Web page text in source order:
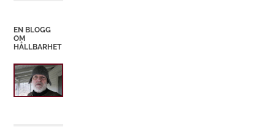
EN BLOGG
OM
HÅLLBARHET